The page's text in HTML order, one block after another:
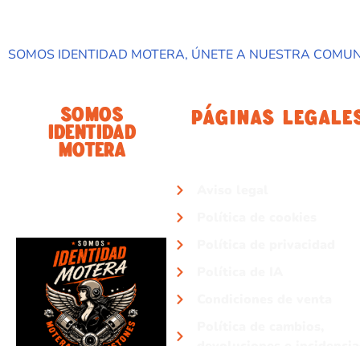
SOMOS IDENTIDAD MOTERA, ÚNETE A NUESTRA
Somos
Identidad
Motera
Páginas